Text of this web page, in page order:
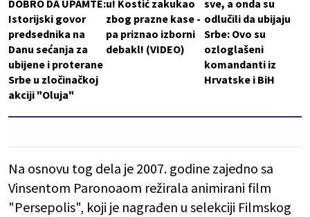
DOBRO DA UPAMTE:
Istorijski govor
predsednika na
Danu sećanja za
ubijene i proterane
Srbe u zločinačkoj
akciji "Oluja"
u! Kostić zakukao
zbog prazne kase -
pa priznao izborni
debakl! (VIDEO)
sve, a onda su
odlučili da ubijaju
Srbe: Ovo su
ozloglašeni
komandanti iz
Hrvatske i BiH
Na osnovu tog dela je 2007. godine zajedno sa
Vinsentom Paronoaom režirala animirani film
"Persepolis", koji je nagrađen u selekciji Filmskog